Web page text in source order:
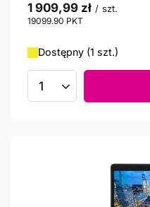
1 909,99 zł / szt.
19099.90 PKT
Dostępny (1 szt.)
Ilość produktów